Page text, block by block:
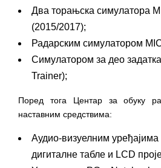
Два торањска симулатора
(2015/2017);
Радарским симулатором
Симулатором за део
Trainer);
Поред тога Центар за обуку
наставним средствима:
Аудио-визуелним
дигиталне табле и LCD